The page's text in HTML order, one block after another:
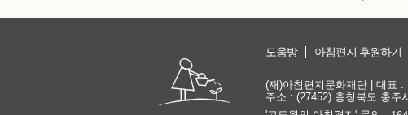
도움방 아침편지 후원하기
(재)아침편지문화재단 | 대표
주소 : (27452) 충청북도 충주